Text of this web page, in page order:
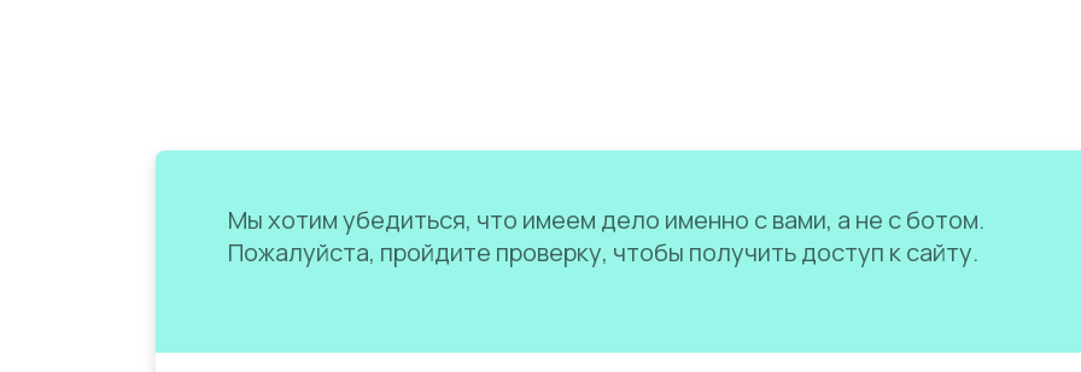
Мы хотим убедиться, что имеем дело именно с вами, а не с ботом.
Пожалуйста, пройдите проверку, чтобы получить доступ к сайту.